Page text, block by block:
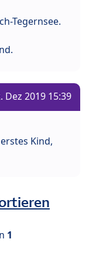
Tegernsee.
Dez 2019 15:39
Kind,
1